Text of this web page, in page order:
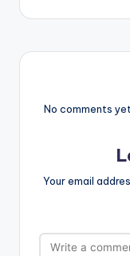
No comments
Your email